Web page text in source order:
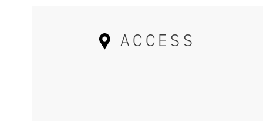
ACCESS